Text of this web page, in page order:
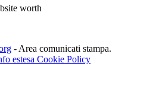
- Area comunicati stampa.
estesa Cookie Policy